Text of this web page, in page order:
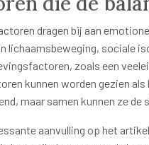
dragen bij aan
lichaamsbeweging, sociale
zoals een
kunnen worden gezien
maar samen kunnen ze de
aanvulling op het